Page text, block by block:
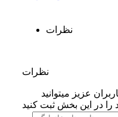
نظرات
نظرات
عزیز میتوانید
در این بخش ثبت کنید